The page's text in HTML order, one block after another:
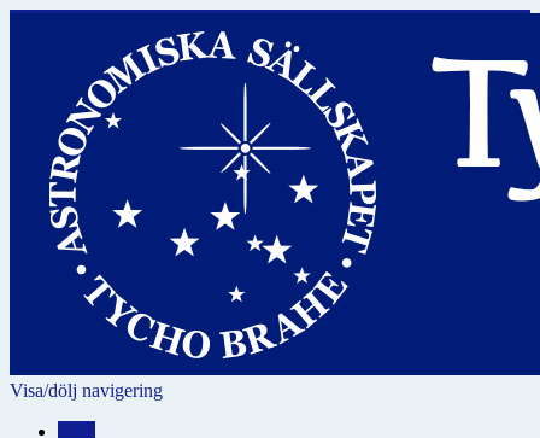
Visa/dölj navigering